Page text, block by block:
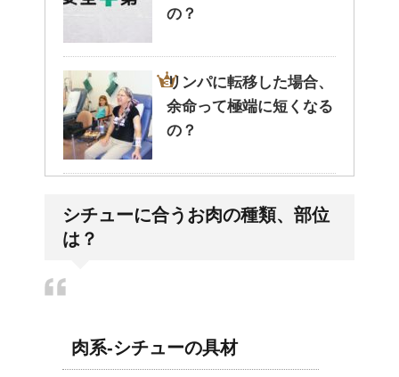
の？
リンパに転移した場合、
余命って極端に短くなる
の？
気管支はどうなるの？
る時の年齢って何歳位？
シチューに合うお肉の種類、部位
は？
肉系-シチューの具材